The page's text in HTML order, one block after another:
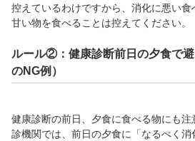
控えているわけですから、消化に悪い食
甘い物を食べることは控えてください。
ルール②：健康診断前日の夕食で
のNG例）
健康診断の前日、夕食に食べる物にも
診機関では、前日の夕食に「なるべく消